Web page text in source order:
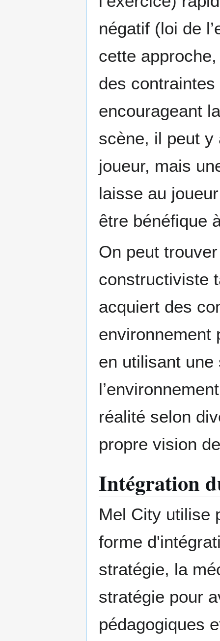
négatif (loi de
cette
des
encourageant
scène, il peut
joueur, mais
laisse au
être bénéfique
On peut
constructiviste
acquiert des
environnement
en utilisant une
réalité selon
propre vision
Intégration
Mel City utilise
forme
stratégie, la
stratégie pour
pédagogiques